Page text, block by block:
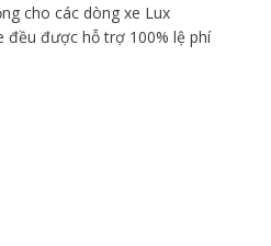
cho các dòng xe Lux
đều được hỗ trợ 100% lệ phí